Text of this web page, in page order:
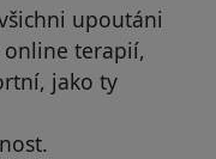
upoutáni
online terapií,
jako ty